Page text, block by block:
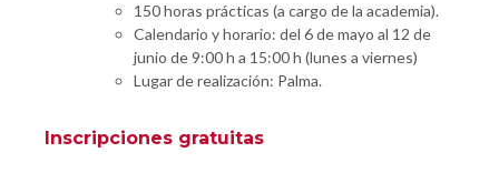
150 horas prácticas (a cargo de la academia).
Calendario y horario: del 6 de mayo al 12 de
junio de 9:00 h a 15:00 h (lunes a viernes)
Lugar de realización: Palma.
Inscripciones gratuitas